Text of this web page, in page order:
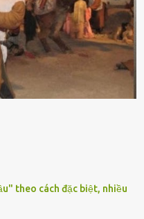
vùng nhiệt ᵭới, có tới 70 loài
lưỡi hổ Thái, lưỡi hổ
lưỡi hổ thái và lưỡi hổ cọp. Ý
quan niệm của nḕn văn hóa
hổ trong phong thủy có tác
theo cách đặc biệt, nhiều